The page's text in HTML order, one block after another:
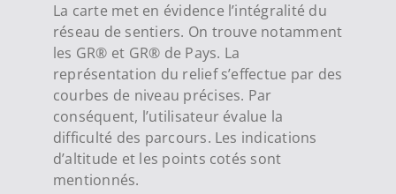
La carte met en évidence l’intégralité du
réseau de sentiers. On trouve notamment
les GR® et GR® de Pays. La
représentation du relief s’effectue par des
courbes de niveau précises. Par
conséquent, l’utilisateur évalue la
difficulté des parcours. Les indications
d’altitude et les points cotés sont
mentionnés.